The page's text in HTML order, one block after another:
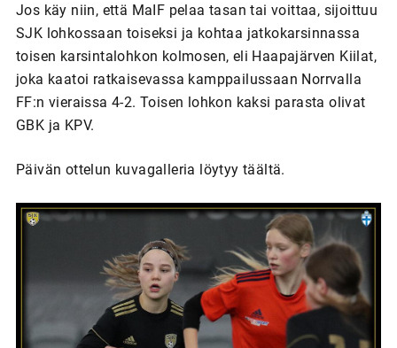
Jos käy niin, että MaIF pelaa tasan tai voittaa, sijoittuu
SJK lohkossaan toiseksi ja kohtaa jatkokarsinnassa
toisen karsintalohkon kolmosen, eli Haapajärven Kiilat,
joka kaatoi ratkaisevassa kamppailussaan Norrvalla
FF:n vieraissa 4-2. Toisen lohkon kaksi parasta olivat
GBK ja KPV.
Päivän ottelun kuvagalleria löytyy täältä.